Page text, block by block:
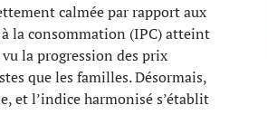
calmée par rapport aux
la consommation (IPC) atteint
la progression des prix
que les familles. Désormais,
et l’indice harmonisé s’établit